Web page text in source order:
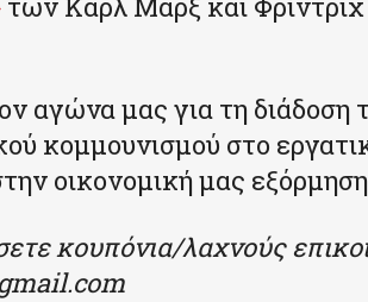
αγώνα μας για τη διάδοση
κομμουνισμού στο
οικονομική μας
κουπόνια/λαχνούς